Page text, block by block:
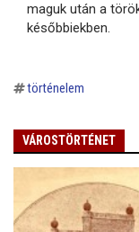
maguk után a
későbbiekben.
történelem
VÁROSTÖRTÉNET